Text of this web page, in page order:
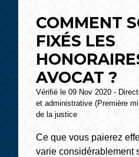
COMMENT
FIXÉS LES
AVOCAT ?
Vérifié le 09 Nov 2020 -
et administrative (Première
de la justice
Ce que vous paierez
varie considérablement